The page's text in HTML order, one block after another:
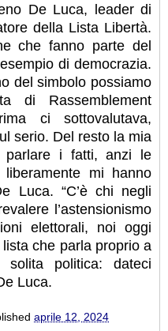
De Luca, leader di
della Lista Libertà.
che fanno parte del
di democrazia.
del simbolo possiamo
di Rassemblement
ci sottovalutava,
serio. Del resto la mia
parlare i fatti, anzi le
mi hanno
Luca. “C’è chi negli
l’astensionismo
elettorali, noi oggi
che parla proprio a
politica: dateci
Luca.
aprile 12, 2024